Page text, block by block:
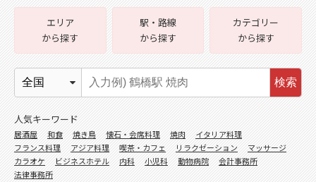
エリア
から探す
駅・路線
から探す
カテゴリー
から探す
検索
人気キーワード
居酒屋 和食 焼き鳥 懐石・会席料理 焼肉
イタリア料理
フランス料理
アジア料理 喫茶・カフェ リラクゼーション
マッサージ
カラオケ
ビジネスホテル 内科 小児科 動物病院
会計事務所
法律事務所